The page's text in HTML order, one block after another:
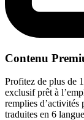
Contenu
Profitez de plus de
exclusif prêt à
remplies d’activités
traduites en 6